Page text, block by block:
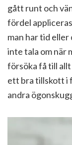
gått runt och
fördel
man har tid
inte tala om när
försöka få till
ett bra tillskott i
andra